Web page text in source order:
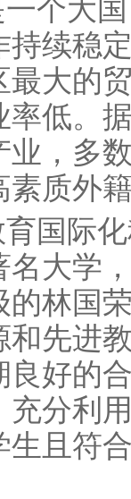
个大
续稳
最大的
低。
业，多
素质外
国际
大学
林国
和先进
好的
分利
且符